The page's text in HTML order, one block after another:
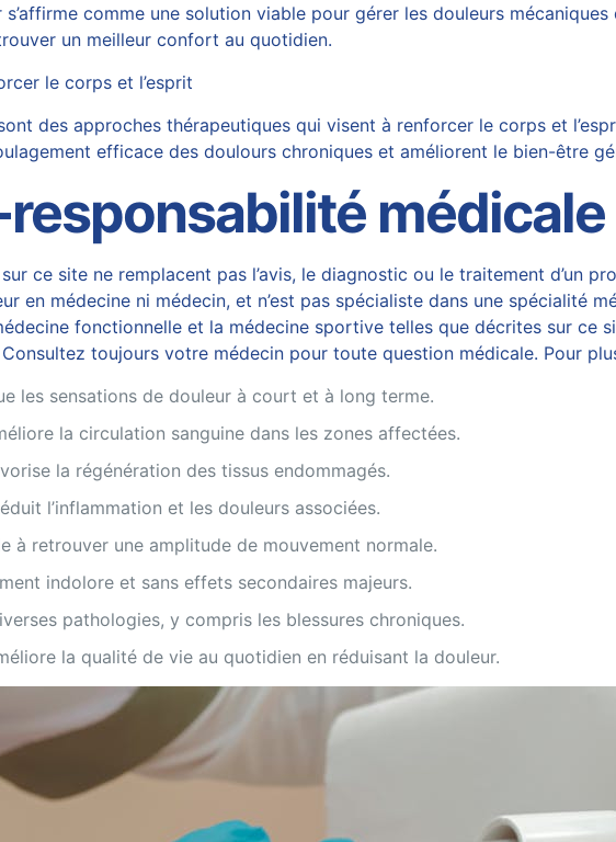
s’affirme comme une solution viable pour gérer les douleurs
un meilleur confort au quotidien.
le corps et l’esprit
des approches thérapeutiques qui visent à renforcer le corps et
efficace des doulours chroniques et améliorent le bien-être
médicale
ce site ne remplacent pas l’avis, le diagnostic ou le traitement d’un
en médecine ni médecin, et n’est pas spécialiste dans une spécialité
fonctionnelle et la médecine sportive telles que décrites sur
toujours votre médecin pour toute question médicale. Pour
les sensations de douleur à court et à long terme.
la circulation sanguine dans les zones affectées.
la régénération des tissus endommagés.
l’inflammation et les douleurs associées.
à retrouver une amplitude de mouvement normale.
indolore et sans effets secondaires majeurs.
pathologies, y compris les blessures chroniques.
la qualité de vie au quotidien en réduisant la douleur.